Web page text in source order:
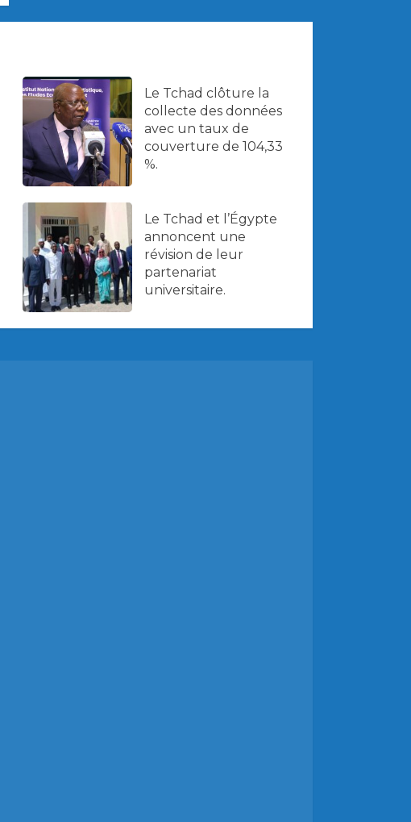
Le Tchad clôture la
collecte des données
avec un taux de
couverture de 104,33
%.
Le Tchad et l’Égypte
annoncent une
révision de leur
partenariat
universitaire.